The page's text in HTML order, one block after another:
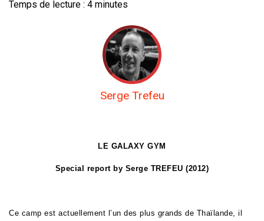
Temps de lecture : 4 minutes
Serge Trefeu
LE GALAXY GYM
Special report by Serge TREFEU (2012)
Ce camp est actuellement l’un des plus grands de Thaïlande, il